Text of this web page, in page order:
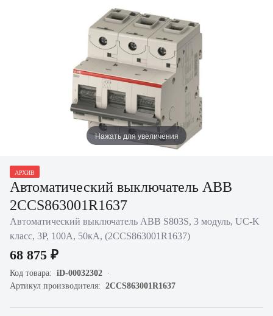
Нажать для увеличения
АРХИВ
Автоматический выключатель ABB
2CCS863001R1637
Автоматический выключатель ABB S803S, 3 модуль, UC-K
класс, 3P, 100А, 50кА, (2CCS863001R1637)
68 875 ₽
Код товара: iD-00032302
Артикул производителя: 2CCS863001R1637